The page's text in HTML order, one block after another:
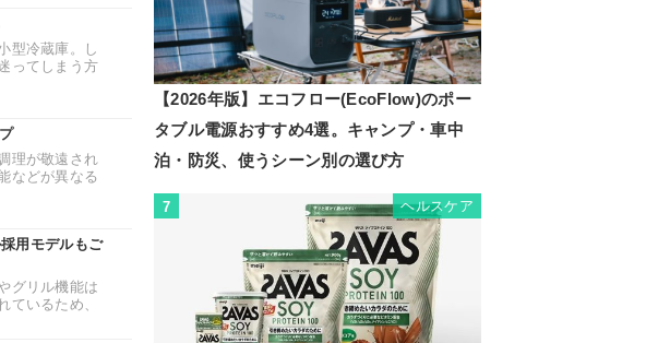
型冷蔵庫。し
ってしまう方
理が敬遠され
などが異なる
用モデルもご
グリル機能は
ているため、
【2026年版】エコフロー(EcoFlow)のポー
タブル電源おすすめ4選。キャンプ・車中
泊・防災、使うシーン別の選び方
7 ヘルスケア